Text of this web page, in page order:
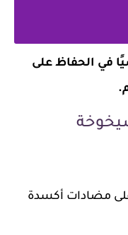
في الحفاظ على
مضادات أكسدة